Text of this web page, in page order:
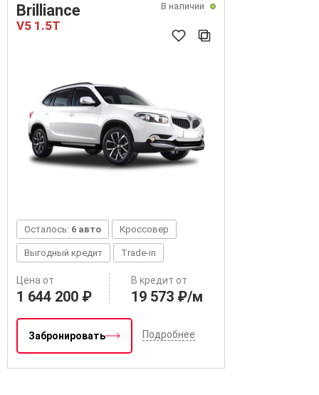
В наличии
Brilliance
V5 1.5T
Осталось: 6 авто Кроссовер
Выгодный кредит Trade-in
Цена от
1 644 200 ₽
В кредит от
19 573 ₽/м
Забронировать Подробнее